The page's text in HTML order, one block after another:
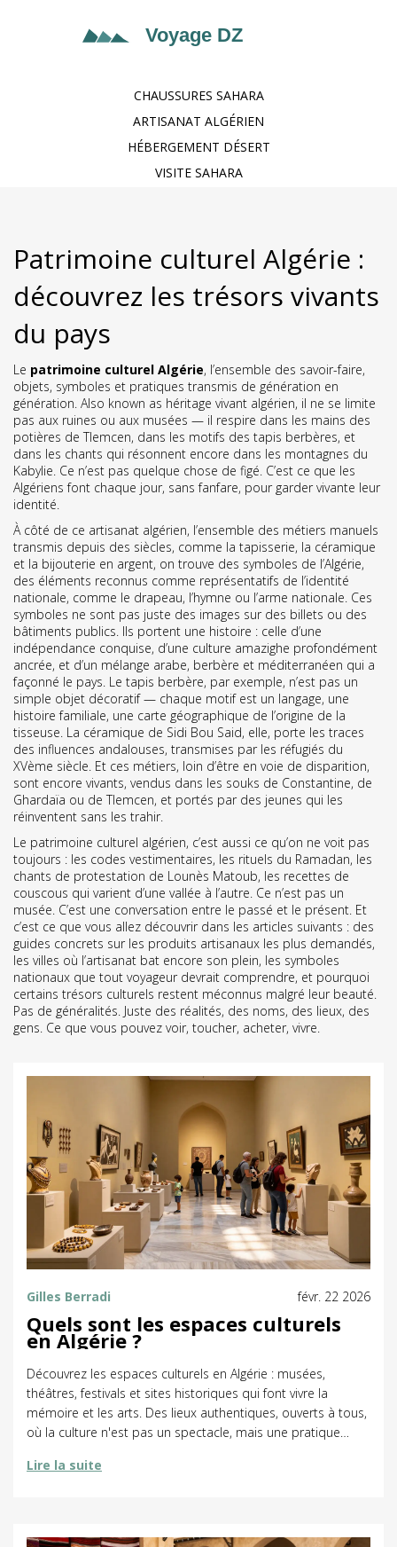
CHAUSSURES SAHARA
ARTISANAT ALGÉRIEN
HÉBERGEMENT DÉSERT
VISITE SAHARA
Patrimoine culturel Algérie :
découvrez les trésors vivants
du pays
Le patrimoine culturel Algérie, l’ensemble des savoir-faire,
objets, symboles et pratiques transmis de génération en
génération. Also known as héritage vivant algérien, il ne se limite
pas aux ruines ou aux musées — il respire dans les mains des
potières de Tlemcen, dans les motifs des tapis berbères, et
dans les chants qui résonnent encore dans les montagnes du
Kabylie. Ce n’est pas quelque chose de figé. C’est ce que les
Algériens font chaque jour, sans fanfare, pour garder vivante leur
identité.
À côté de ce artisanat algérien, l’ensemble des métiers manuels
transmis depuis des siècles, comme la tapisserie, la céramique
et la bijouterie en argent, on trouve des symboles de l’Algérie,
des éléments reconnus comme représentatifs de l’identité
nationale, comme le drapeau, l’hymne ou l’arme nationale. Ces
symboles ne sont pas juste des images sur des billets ou des
bâtiments publics. Ils portent une histoire : celle d’une
indépendance conquise, d’une culture amazighe profondément
ancrée, et d’un mélange arabe, berbère et méditerranéen qui a
façonné le pays. Le tapis berbère, par exemple, n’est pas un
simple objet décoratif — chaque motif est un langage, une
histoire familiale, une carte géographique de l’origine de la
tisseuse. La céramique de Sidi Bou Said, elle, porte les traces
des influences andalouses, transmises par les réfugiés du
XVème siècle. Et ces métiers, loin d’être en voie de disparition,
sont encore vivants, vendus dans les souks de Constantine, de
Ghardaïa ou de Tlemcen, et portés par des jeunes qui les
réinventent sans les trahir.
Le patrimoine culturel algérien, c’est aussi ce qu’on ne voit pas
toujours : les codes vestimentaires, les rituels du Ramadan, les
chants de protestation de Lounès Matoub, les recettes de
couscous qui varient d’une vallée à l’autre. Ce n’est pas un
musée. C’est une conversation entre le passé et le présent. Et
c’est ce que vous allez découvrir dans les articles suivants : des
guides concrets sur les produits artisanaux les plus demandés,
les villes où l’artisanat bat encore son plein, les symboles
nationaux que tout voyageur devrait comprendre, et pourquoi
certains trésors culturels restent méconnus malgré leur beauté.
Pas de généralités. Juste des réalités, des noms, des lieux, des
gens. Ce que vous pouvez voir, toucher, acheter, vivre.
Gilles Berradi févr. 22 2026
Quels sont les espaces culturels
en Algérie ?
Découvrez les espaces culturels en Algérie : musées,
théâtres, festivals et sites historiques qui font vivre la
mémoire et les arts. Des lieux authentiques, ouverts à tous,
où la culture n'est pas un spectacle, mais une pratique
Lire la suite